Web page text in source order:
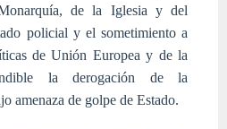
de la Iglesia y del
policial y el sometimiento a
de Unión Europea y de la
la derogación de la
amenaza de golpe de Estado.